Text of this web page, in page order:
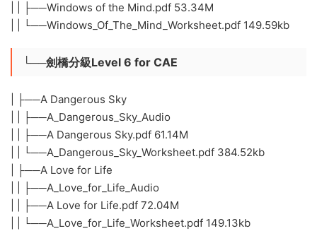
| | ├──Windows of the Mind.pdf 53.34M
| | └──Windows_Of_The_Mind_Worksheet.pdf 149.59kb
└──劍橋分級Level 6 for CAE
| ├──A Dangerous Sky
| | ├──A_Dangerous_Sky_Audio
| | ├──A Dangerous Sky.pdf 61.14M
| | └──A_Dangerous_Sky_Worksheet.pdf 384.52kb
| ├──A Love for Life
| | ├──A_Love_for_Life_Audio
| | ├──A Love for Life.pdf 72.04M
| | └──A_Love_for_Life_Worksheet.pdf 149.13kb